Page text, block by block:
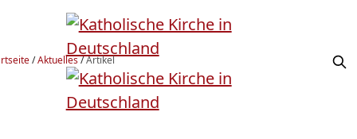
/Aktuelles/Artikel